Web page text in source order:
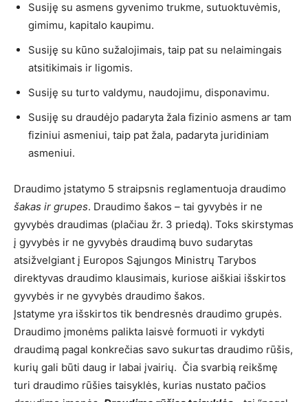
Susiję su asmens gyvenimo trukme, sutuoktuvėmis,
gimimu, kapitalo kaupimu.
Susiję su kūno sužalojimais, taip pat su nelaimingais
atsitikimais ir ligomis.
Susiję su turto valdymu, naudojimu, disponavimu.
Susiję su draudėjo padaryta žala fizinio asmens ar tam
fiziniui asmeniui, taip pat žala, padaryta juridiniam
asmeniui.
Draudimo įstatymo 5 straipsnis reglamentuoja draudimo
šakas ir grupes. Draudimo šakos – tai gyvybės ir ne
gyvybės draudimas (plačiau žr. 3 priedą). Toks skirstymas
į gyvybės ir ne gyvybės draudimą buvo sudarytas
atsižvelgiant į Europos Sąjungos Ministrų Tarybos
direktyvas draudimo klausimais, kuriose aiškiai išskirtos
gyvybės ir ne gyvybės draudimo šakos.
Įstatyme yra išskirtos tik bendresnės draudimo grupės.
Draudimo įmonėms palikta laisvė formuoti ir vykdyti
draudimą pagal konkrečias savo sukurtas draudimo rūšis,
kurių gali būti daug ir labai įvairių. Čia svarbią reikšmę
turi draudimo rūšies taisyklės, kurias nustato pačios